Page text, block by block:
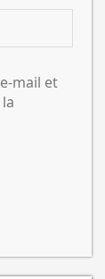
mail et